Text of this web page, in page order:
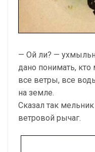
— Ой ли? —
дано понимать,
все ветры, все
на земле.
Сказал так
ветровой рычаг.